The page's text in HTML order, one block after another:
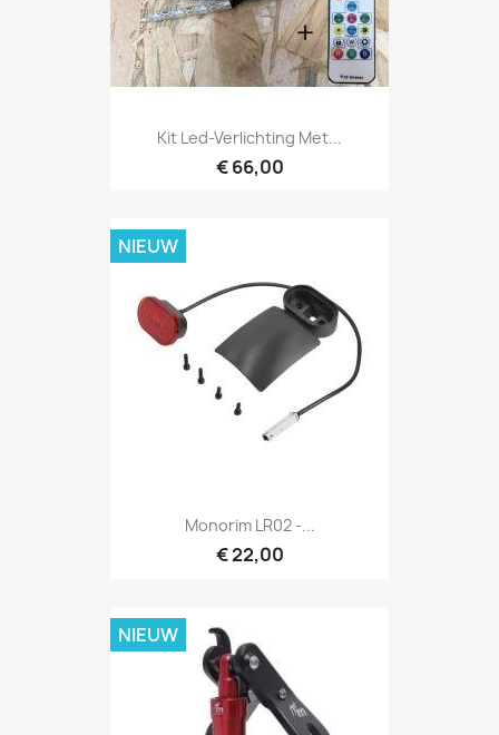
Kit Led-Verlichting Met...
€ 66,00
Monorim LR02 -...
€ 22,00
NIEUW
NIEUW